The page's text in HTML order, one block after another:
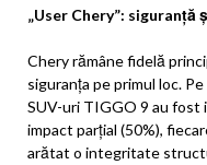
„User Chery”: siguranță
Chery rămâne fidelă
siguranța pe primul loc.
SUV-uri TIGGO 9 au
impact parțial (50%),
arătat o integritate